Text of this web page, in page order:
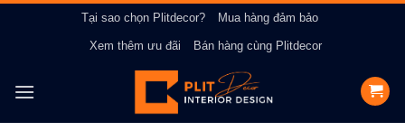
Tại sao chọn Plitdecor? Mua hàng đảm bảo
Xem thêm ưu đãi Bán hàng cùng Plitdecor